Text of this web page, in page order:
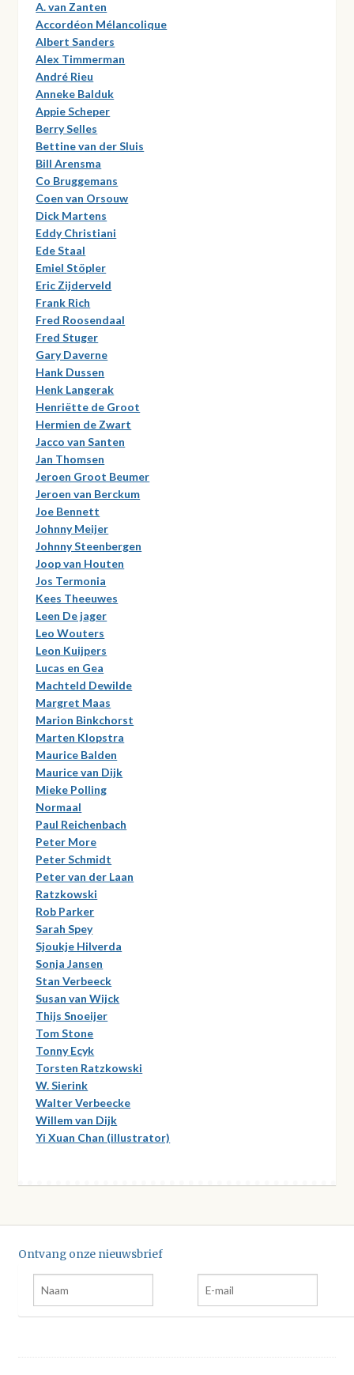
A. van Zanten
Accordéon Mélancolique
Albert Sanders
Alex Timmerman
André Rieu
Anneke Balduk
Appie Scheper
Berry Selles
Bettine van der Sluis
Bill Arensma
Co Bruggemans
Coen van Orsouw
Dick Martens
Eddy Christiani
Ede Staal
Emiel Stöpler
Eric Zijderveld
Frank Rich
Fred Roosendaal
Fred Stuger
Gary Daverne
Hank Dussen
Henk Langerak
Henriëtte de Groot
Hermien de Zwart
Jacco van Santen
Jan Thomsen
Jeroen Groot Beumer
Jeroen van Berckum
Joe Bennett
Johnny Meijer
Johnny Steenbergen
Joop van Houten
Jos Termonia
Kees Theeuwes
Leen De jager
Leo Wouters
Leon Kuijpers
Lucas en Gea
Machteld Dewilde
Margret Maas
Marion Binkchorst
Marten Klopstra
Maurice Balden
Maurice van Dijk
Mieke Polling
Normaal
Paul Reichenbach
Peter More
Peter Schmidt
Peter van der Laan
Ratzkowski
Rob Parker
Sarah Spey
Sjoukje Hilverda
Sonja Jansen
Stan Verbeeck
Susan van Wijck
Thijs Snoeijer
Tom Stone
Tonny Ecyk
Torsten Ratzkowski
W. Sierink
Walter Verbeecke
Willem van Dijk
Yi Xuan Chan (illustrator)
Ontvang onze nieuwsbrief